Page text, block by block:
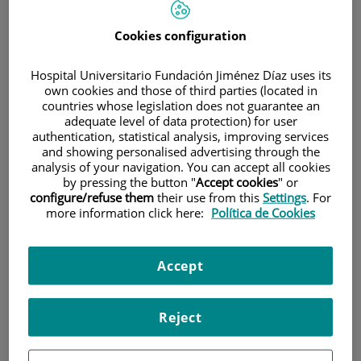
Investigación
Teléfono de atención al usuario
Cookies configuration
Hospital Universitario Fundación Jiménez Díaz uses its
own cookies and those of third parties (located in
countries whose legislation does not guarantee an
adequate level of data protection) for user
authentication, statistical analysis, improving services
and showing personalised advertising through the
analysis of your navigation. You can accept all cookies
by pressing the button "Accept cookies" or
configure/refuse them their use from this Settings. For
more information click here: Política de Cookies
Reject
Accept